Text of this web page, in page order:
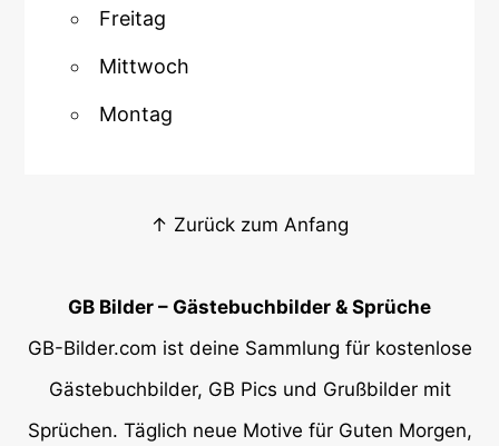
Freitag
Mittwoch
Montag
↑ Zurück zum Anfang
GB Bilder – Gästebuchbilder & Sprüche
GB-Bilder.com ist deine Sammlung für kostenlose
Gästebuchbilder, GB Pics und Grußbilder mit
Sprüchen. Täglich neue Motive für Guten Morgen,